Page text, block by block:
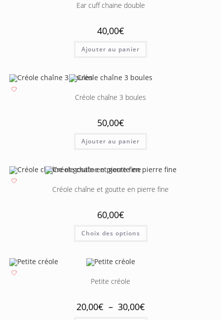
Ear cuff chaine double
40,00€
Ajouter au panier
Créole chaîne 3 boules
50,00€
Ajouter au panier
Créole chaîne et goutte en pierre fine
60,00€
Choix des options
Petite créole
20,00€ – 30,00€